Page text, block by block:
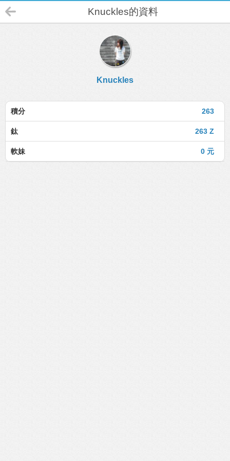
Knuckles的資料
Knuckles
263
積分
263 Z
鈦
0 元
軟妹